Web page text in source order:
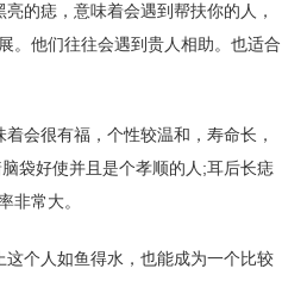
的痣，意味着会遇到帮扶你的人，
。他们往往会遇到贵人相助。也适合
会很有福，个性较温和，寿命长，
袋好使并且是个孝顺的人;耳后长痣
非常大。
个人如鱼得水，也能成为一个比较